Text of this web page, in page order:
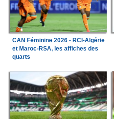
CAN Féminine 2026 - RCI-Algérie
et Maroc-RSA, les affiches des
quarts